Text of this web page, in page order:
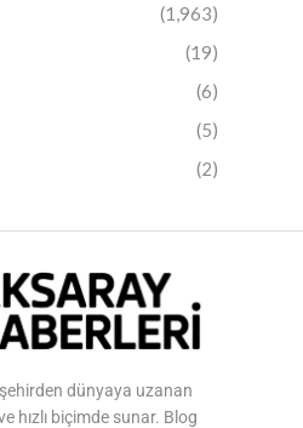
(1,963)
(19)
(6)
(5)
(2)
dünyaya uzanan
hızlı biçimde sunar. Blog